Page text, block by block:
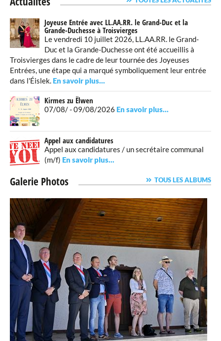
Joyeuse Entrée avec LL.AA.RR. le Grand-Duc et la
Grande-Duchesse à Troisvierges
Le vendredi 10 juillet 2026, LL.AA.RR. le Grand-
Duc et la Grande-Duchesse ont été accueillis à
Troisvierges dans le cadre de leur tournée des Joyeuses
Entrées, une étape qui a marqué symboliquement leur entrée
dans l'Éislek.
Kirmes zu Ëlwen
07/08/ - 09/08/2026
Appel aux candidatures
Appel aux candidatures / un secrétaire communal
(m/f)
Galerie Photos TOUS LES ALBUMS